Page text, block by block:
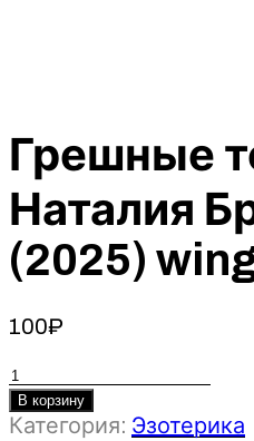
Грешные
Наталия
(2025)
100₽
Количество
товара
Грешные
В корзину
Категория: Эзотерика